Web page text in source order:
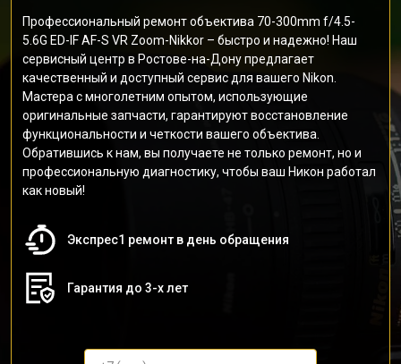
Профессиональный ремонт объектива 70-300mm f/4.5-
5.6G ED-IF AF-S VR Zoom-Nikkor – быстро и надежно! Наш
сервисный центр в Ростове-на-Дону предлагает
качественный и доступный сервис для вашего Nikon.
Мастера с многолетним опытом, использующие
оригинальные запчасти, гарантируют восстановление
функциональности и четкости вашего объектива.
Обратившись к нам, вы получаете не только ремонт, но и
профессиональную диагностику, чтобы ваш Никон работал
как новый!
Экспрес1 ремонт в день обращения
Гарантия до 3-х лет